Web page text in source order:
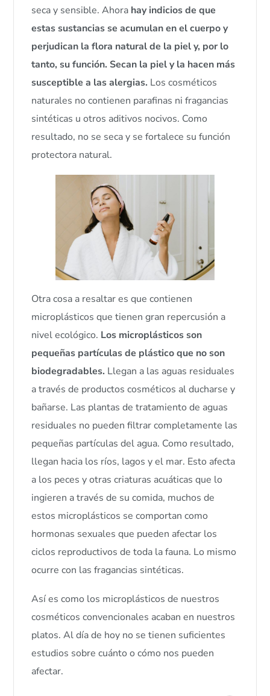
seca y sensible. Ahora hay indicios de que
estas sustancias se acumulan en el cuerpo y
perjudican la flora natural de la piel y, por lo
tanto, su función. Secan la piel y la hacen más
susceptible a las alergias. Los cosméticos
naturales no contienen parafinas ni fragancias
sintéticas u otros aditivos nocivos. Como
resultado, no se seca y se fortalece su función
protectora natural.
Otra cosa a resaltar es que contienen
microplásticos que tienen gran repercusión a
nivel ecológico. Los microplásticos son
pequeñas partículas de plástico que no son
biodegradables. Llegan a las aguas residuales
a través de productos cosméticos al ducharse y
bañarse. Las plantas de tratamiento de aguas
residuales no pueden filtrar completamente las
pequeñas partículas del agua. Como resultado,
llegan hacia los ríos, lagos y el mar. Esto afecta
a los peces y otras criaturas acuáticas que lo
ingieren a través de su comida, muchos de
estos microplásticos se comportan como
hormonas sexuales que pueden afectar los
ciclos reproductivos de toda la fauna. Lo mismo
ocurre con las fragancias sintéticas.
Así es como los microplásticos de nuestros
cosméticos convencionales acaban en nuestros
platos. Al día de hoy no se tienen suficientes
estudios sobre cuánto o cómo nos pueden
afectar.